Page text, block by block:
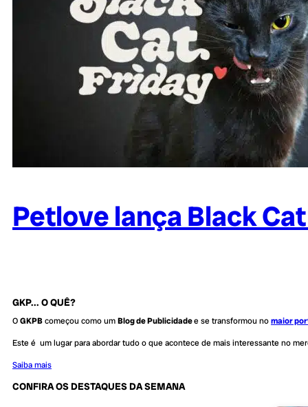
Petlove lança Black
GKP... O QUÊ?
OGKPBcomeçou como umBlog de Publicidadee se transformou nomaior
Este é um lugar para abordar tudo o que acontece de mais interessante no
Saiba mais
CONFIRA OS DESTAQUES DA SEMANA